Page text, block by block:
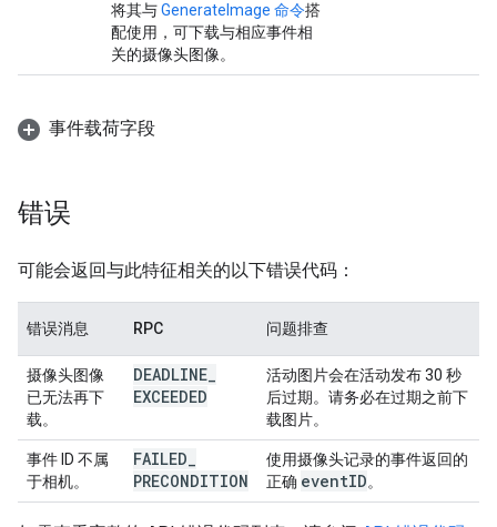
将其与GenerateImage 命令搭
配使用，可下载与相应事件相
关的摄像头图像。
事件载荷字段
错误
可能会返回与此特征相关的以下错误代码：
错误消息 RPC 问题排查
摄像头图像
已无法再下
载。
DEADLINE
EXCEEDED
活动图片会在活动发布 30 秒
后过期。请务必在过期之前下
载图片。
事件 ID 不属
于相机。
FAILED
PRECONDITION
使用摄像头记录的事件返回的
正确 eventID。